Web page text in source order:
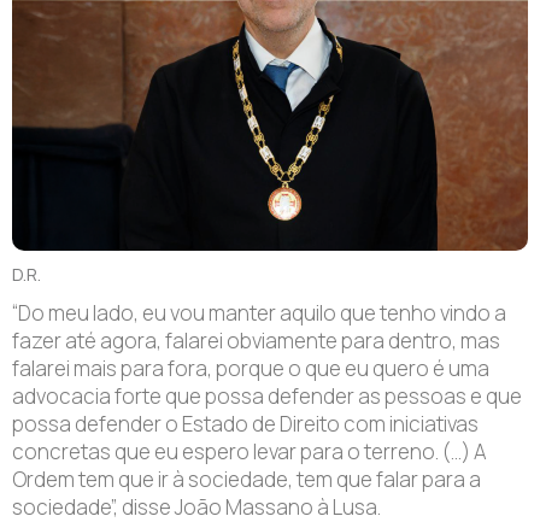
D.R.
“Do meu lado, eu vou manter aquilo que tenho vindo a
fazer até agora, falarei obviamente para dentro, mas
falarei mais para fora, porque o que eu quero é uma
advocacia forte que possa defender as pessoas e que
possa defender o Estado de Direito com iniciativas
concretas que eu espero levar para o terreno. (…) A
Ordem tem que ir à sociedade, tem que falar para a
sociedade”, disse João Massano à Lusa.